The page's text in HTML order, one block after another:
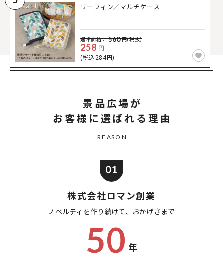
リーフィン／マルチケース
通常価格： 560円(税抜)
258 円
(税込284円)
景品広場が
お客様に選ばれる理由
REASON
01
株式会社ロマン創業
ノベルティを作り続けて、 おかげさまで
50 年